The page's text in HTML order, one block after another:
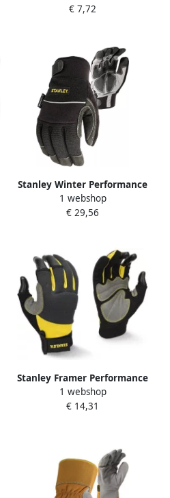
Glas SY150-2D EU
€ 7,72
Stanley Winter Performance
Handschoen | SY840L EU
1 webshop
€ 29,56
Stanley Framer Performance
Handschoen | SY650L EU
1 webshop
€ 14,31